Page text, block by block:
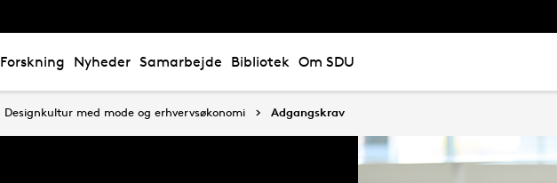
Forskning Nyheder Samarbejde Bibliotek Om SDU
Designkultur med mode og erhvervsøkonomi Adgangskrav